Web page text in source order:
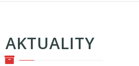
AKTUALITY